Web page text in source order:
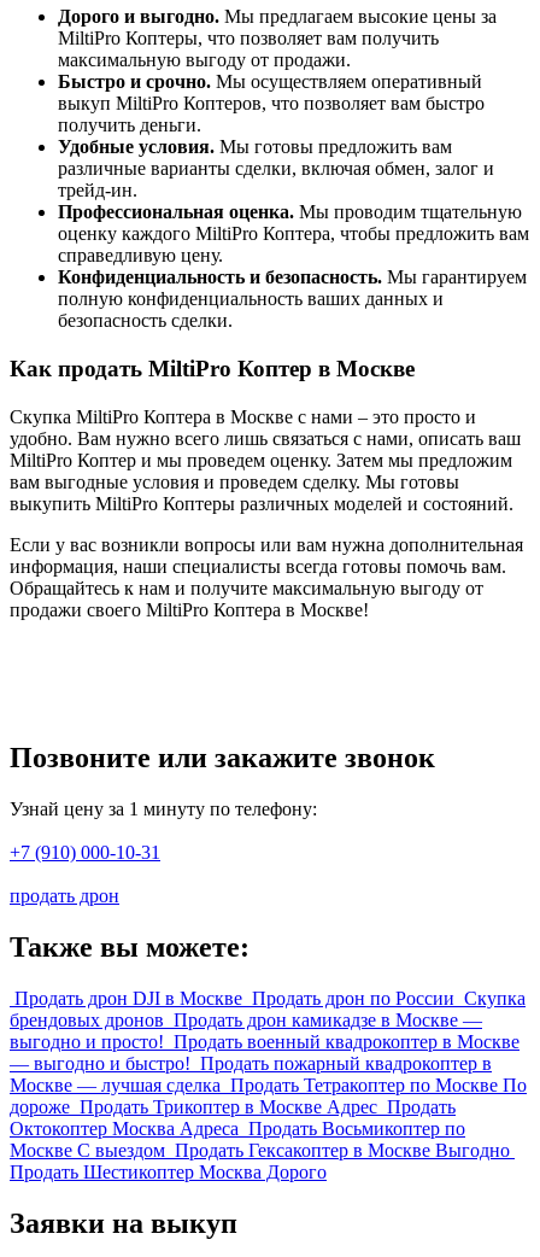
Дорого и выгодно. Мы предлагаем высокие цены за
MiltiPro Коптеры, что позволяет вам получить
максимальную выгоду от продажи.
Быстро и срочно. Мы осуществляем оперативный
выкуп MiltiPro Коптеров, что позволяет вам быстро
получить деньги.
Удобные условия. Мы готовы предложить вам
различные варианты сделки, включая обмен, залог и
трейд-ин.
Профессиональная оценка. Мы проводим тщательную
оценку каждого MiltiPro Коптера, чтобы предложить вам
справедливую цену.
Конфиденциальность и безопасность. Мы гарантируем
полную конфиденциальность ваших данных и
безопасность сделки.
Как продать MiltiPro Коптер в Москве
Скупка MiltiPro Коптера в Москве с нами – это просто и
удобно. Вам нужно всего лишь связаться с нами, описать ваш
MiltiPro Коптер и мы проведем оценку. Затем мы предложим
вам выгодные условия и проведем сделку. Мы готовы
выкупить MiltiPro Коптеры различных моделей и состояний.
Если у вас возникли вопросы или вам нужна дополнительная
информация, наши специалисты всегда готовы помочь вам.
Обращайтесь к нам и получите максимальную выгоду от
продажи своего MiltiPro Коптера в Москве!
Позвоните или закажите звонок
Узнай цену за 1 минуту по телефону:
+7 (910) 000-10-31
продать дрон
Также вы можете:
Продать дрон DJI в Москве Продать дрон по России Скупка
брендовых дронов Продать дрон камикадзе в Москве —
выгодно и просто! Продать военный квадрокоптер в Москве
— выгодно и быстро! Продать пожарный квадрокоптер в
Москве — лучшая сделка Продать Тетракоптер по Москве По
дороже Продать Трикоптер в Москве Адрес Продать
Октокоптер Москва Адреса Продать Восьмикоптер по
Москве С выездом Продать Гексакоптер в Москве Выгодно
Продать Шестикоптер Москва Дорого
Заявки на выкуп